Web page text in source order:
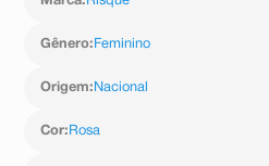
Gênero: Feminino
Origem: Nacional
Cor: Rosa